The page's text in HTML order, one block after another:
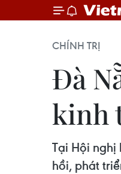
CHÍNH TRỊ
Đà
kinh
Tại Hội
hồi, phát